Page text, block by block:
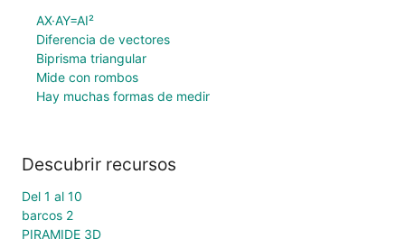
AX·AY=AI²
Diferencia de vectores
Biprisma triangular
Mide con rombos
Hay muchas formas de medir
Descubrir recursos
Del 1 al 10
barcos 2
PIRAMIDE 3D